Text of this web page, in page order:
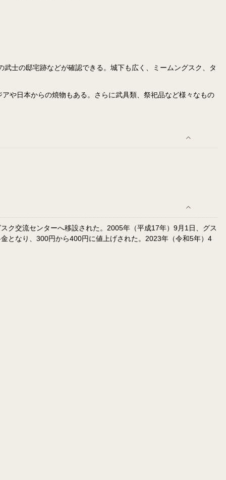
士の邸宅跡などが確認できる。城下も広く、ミームングスク、タ
や日本からの焼物もある。さらに武具類、祭祀品など様々なもの
ク交流センターへ移設された。2005年（平成17年）9月1日、グス
となり、300円から400円に値上げされた。2023年（令和5年）4